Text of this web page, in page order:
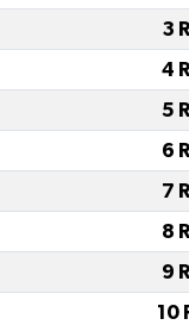
3
4
5
6
7
8
9
10